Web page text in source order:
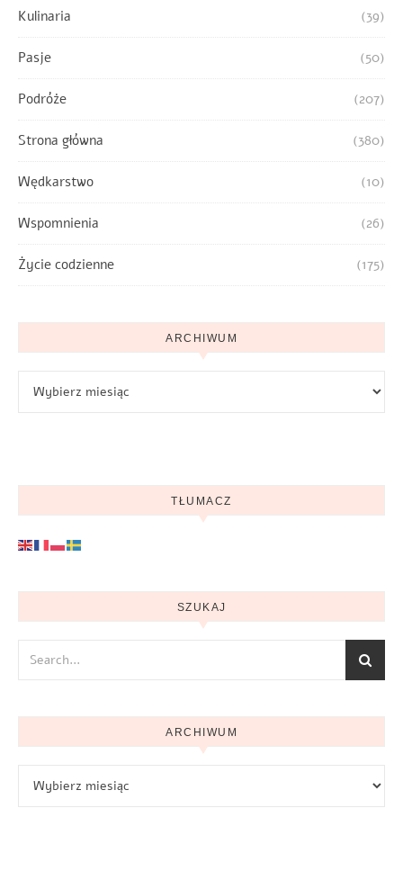
Kulinaria (39)
Pasje (50)
Podróże (207)
Strona główna (380)
Wędkarstwo (10)
Wspomnienia (26)
Życie codzienne (175)
ARCHIWUM
TŁUMACZ
SZUKAJ
ARCHIWUM